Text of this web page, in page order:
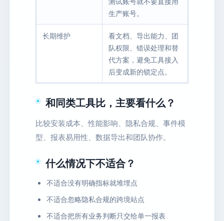
生产账号。
长期维护
看文档、导出能力、团
队权限、错误处理和替
代方案，避免工具接入
后变成新的锁定点。
和同类工具比，主要看什么？
比较安装成本、性能影响、隐私合规、事件模
型、报表易用性、数据导出和团队协作。
什么情况下不适合？
不适合没有明确指标就堆埋点
不适合忽略隐私合规的跨境站点
不适合把所有业务判断只交给单一报表